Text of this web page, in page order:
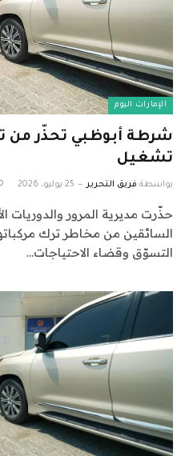
الإمارات اليوم
شرطة أبوظبي تحذّر من
تشغيل
بواسطة فريق التحرير 25 يوليو، 2026
حذّرت مديرية المرور والدوريات
السائقين من مخاطر ترك
التسوّق وقضاء الاحتياجات…